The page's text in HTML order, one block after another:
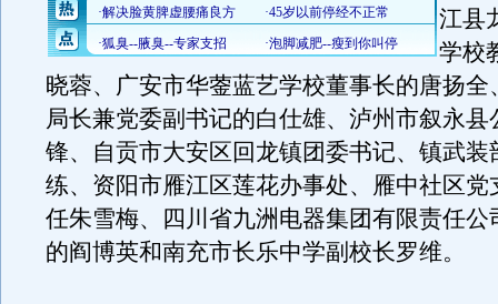
江县
学校
晓蓉、广安市华蓥蓝艺学校董事长的唐扬全
局长兼党委副书记的白仕雄、泸州市叙永县
锋、自贡市大安区回龙镇团委书记、镇武装
练、资阳市雁江区莲花办事处、雁中社区党
任朱雪梅、四川省九洲电器集团有限责任公
的阎博英和南充市长乐中学副校长罗维。